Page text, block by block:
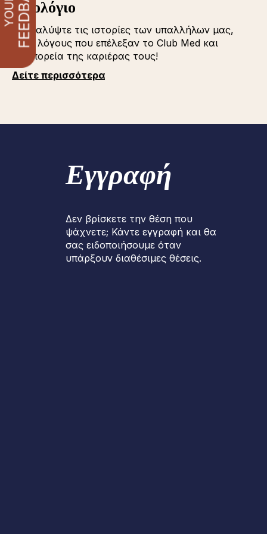
Iστολόγιο
Ανακαλύψτε τις ιστορίες των υπαλλήλων μας,
τους λόγους που επέλεξαν το Club Med και
την πορεία της καριέρας τους!
Δείτε περισσότερα
Εγγραφή
Δεν βρίσκετε την θέση που
ψάχνετε; Κάντε εγγραφή και θα
σας ειδοποιήσουμε όταν
υπάρξουν διαθέσιμες θέσεις.